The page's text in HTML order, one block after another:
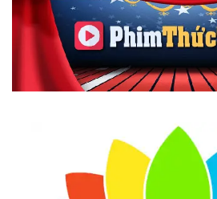
99.Giúp Đỡ Người Khác Chính
Thân Mình
101.
2 Câu Chuyện Về Lòng
Làm Việc Thiện Thì Không
Nào, Hãy Ghi Nhớ Những
Học Người Xưa Cách Nói
Phục Lòng Người